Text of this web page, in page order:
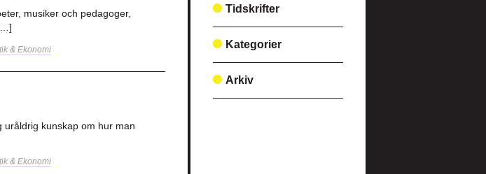
musiker och pedagoger,
& Ekonomi
uråldrig kunskap om hur man
& Ekonomi
Tidskrifter
Kategorier
Arkiv